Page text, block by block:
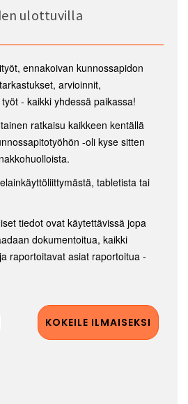
ulottuvilla
ennakoivan kunnossapidon
arvioinnit,
- kaikki yhdessä paikassa!
ratkaisu kaikkeen kentällä
-oli kyse sitten
tabletista tai
tiedot ovat käytettävissä jopa
dokumentoitua, kaikki
raportoitavat asiat raportoitua -
KOKEILE ILMAISEKSI